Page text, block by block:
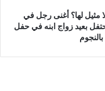
مثيل لها؟ أغنى رجل في
بعيد زواج ابنه في حفل